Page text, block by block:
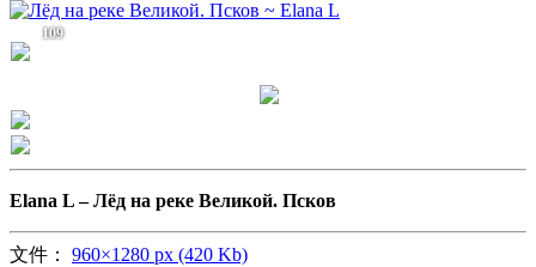
109
Elana L –Лёд на реке Великой. Псков
文件： 960×1280 px (420 Kb)